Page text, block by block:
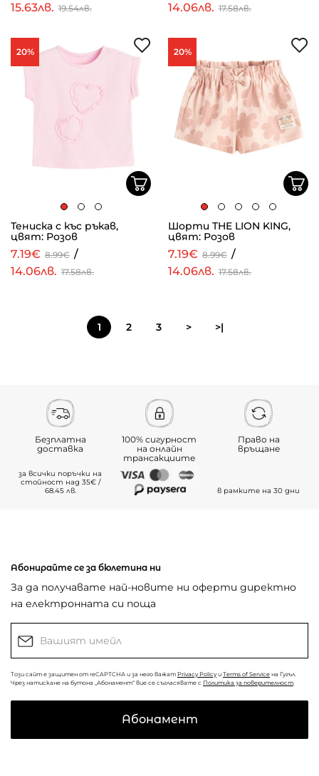
15.63лв. 19.54лв.
14.06лв. 17.58лв.
20%
Тениска с къс ръкав,
цвят: Розов
7.19€ 8.99€ /
14.06лв. 17.58лв.
20%
Шорти THE LION KING,
цвят: Розов
7.19€ 8.99€ /
14.06лв. 17.58лв.
1 2 3 > >|
Безплатна
доставка
за всички поръчки на
стойност над 35€ /
68.45 лв.
100% сигурност
на онлайн
трансакциите
Право на
връщане
в рамките на 30 дни
Абонирайте се за бюлетина ни
За да получавате най-новите ни оферти директно
на електронната си поща
Този сайт е защитен от reCAPTCHA и за него важат Privacy Policy и Terms of Service на Гугъл.
Чрез натискане на бутона „Абонамент“ вие се съгласявате с Политика за поверителност.
Абонамент